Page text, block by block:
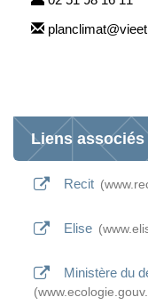
Liens associés
Recit
Elise
Ministère du